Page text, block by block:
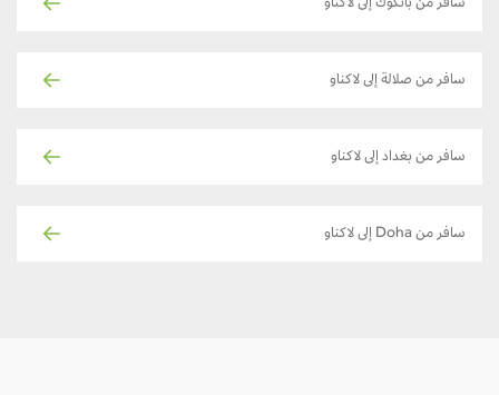
سافر من بانكوك إلى لاكناو
سافر من صلالة إلى لاكناو
سافر من بغداد إلى لاكناو
سافر من Doha إلى لاكناو